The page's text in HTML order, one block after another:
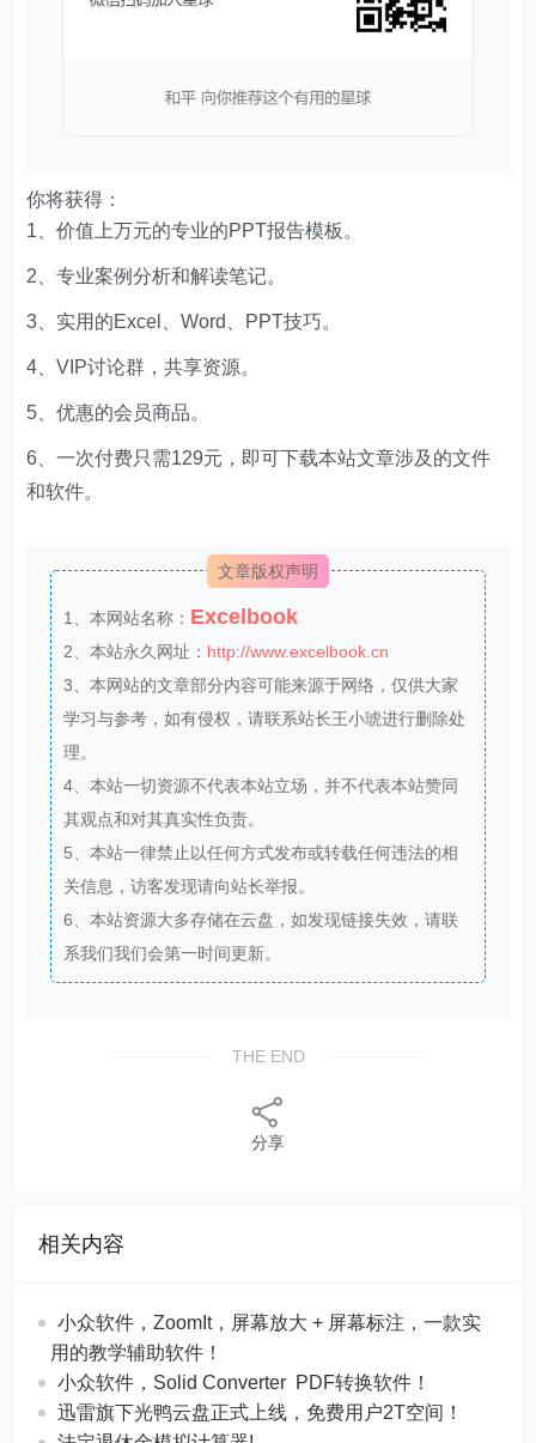
你将获得：
1、价值上万元的专业的PPT报告模板。
2、专业案例分析和解读笔记。
3、实用的Excel、Word、PPT技巧。
4、VIP讨论群，共享资源。
5、优惠的会员商品。
6、一次付费只需129元，即可下载本站文章涉及的文件
和软件。
文章版权声明
1、本网站名称： Excelbook
2、本站永久网址： http://www.excelbook.cn
3、本网站的文章部分内容可能来源于网络，仅供大家
学习与参考，如有侵权，请联系站长王小琥进行删除处
理。
4、本站一切资源不代表本站立场，并不代表本站赞同
其观点和对其真实性负责。
5、本站一律禁止以任何方式发布或转载任何违法的相
关信息，访客发现请向站长举报。
6、本站资源大多存储在云盘，如发现链接失效，请联
系我们我们会第一时间更新。
THE END
分享
相关内容
​​小众软件，ZoomIt，屏幕放大 + 屏幕标注，一款实
用的教学辅助软件！
​​小众软件，Solid Converter PDF转换软件！
迅雷旗下光鸭云盘正式上线，免费用户2T空间！